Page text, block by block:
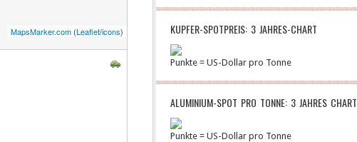
MapsMarker.com (Leaflet/icons) KUPFER-SPOTPREIS: 3 JAHRES-CHART
Punkte = US-Dollar pro Tonne
ALUMINIUM-SPOT PRO TONNE: 3 JAHRES CHART
Punkte = US-Dollar pro Tonne